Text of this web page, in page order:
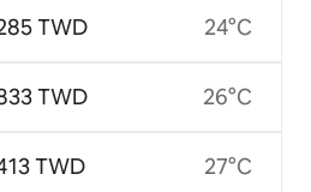
TWD
TWD
TWD
24°C
26°C
27°C